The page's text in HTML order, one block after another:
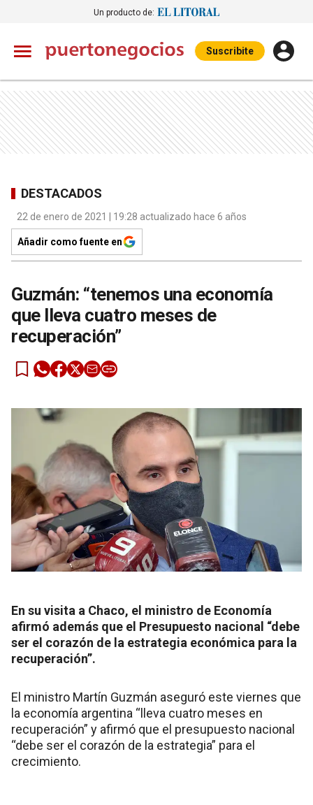
Un producto de:
Suscribite
DESTACADOS
22 de enero de 2021 | 19:28 actualizado hace 6 años
Añadir como fuente en
Guzmán: “tenemos una economía
que lleva cuatro meses de
recuperación”
En su visita a Chaco, el ministro de Economía
afirmó además que el Presupuesto nacional “debe
ser el corazón de la estrategia económica para la
recuperación”.
El ministro Martín Guzmán aseguró este viernes que
la economía argentina “lleva cuatro meses en
recuperación” y afirmó que el presupuesto nacional
“debe ser el corazón de la estrategia” para el
crecimiento.